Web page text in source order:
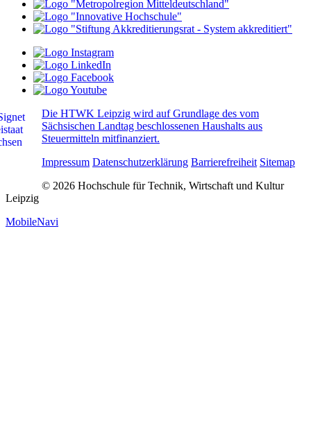
Die HTWK Leipzig wird auf Grundlage des vom
Sächsischen Landtag beschlossenen Haushalts aus
Steuermitteln mitfinanziert.
Impressum Datenschutzerklärung Barrierefreiheit Sitemap
© 2026 Hochschule für Technik, Wirtschaft und Kultur
Leipzig
MobileNavi